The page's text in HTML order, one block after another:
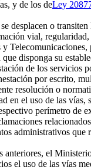
y de los deLey
desplacen o
vial,
disponga su
de los servicios
por escrito,
resolución o
en el uso de las
perímetro de
administrativos
el
el uso de las vías